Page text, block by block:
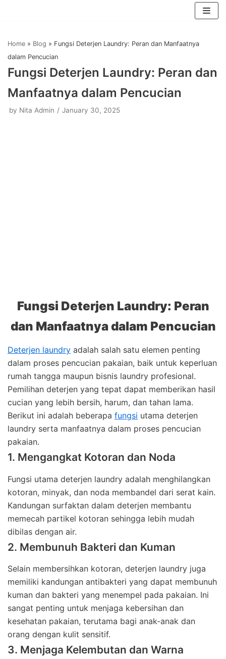
to
content
Home » Blog » Fungsi Deterjen Laundry: Peran dan Manfaatnya
dalam Pencucian
Fungsi Deterjen Laundry: Peran dan
Manfaatnya dalam Pencucian
by Nita Admin January 30, 2025
Fungsi Deterjen Laundry: Peran
dan Manfaatnya dalam Pencucian
Deterjen laundry adalah salah satu elemen penting
dalam proses pencucian pakaian, baik untuk keperluan
rumah tangga maupun bisnis laundry profesional.
Pemilihan deterjen yang tepat dapat memberikan hasil
cucian yang lebih bersih, harum, dan tahan lama.
Berikut ini adalah beberapa fungsi utama deterjen
laundry serta manfaatnya dalam proses pencucian
pakaian.
1. Mengangkat Kotoran dan Noda
Fungsi utama deterjen laundry adalah menghilangkan
kotoran, minyak, dan noda membandel dari serat kain.
Kandungan surfaktan dalam deterjen membantu
memecah partikel kotoran sehingga lebih mudah
dibilas dengan air.
2. Membunuh Bakteri dan Kuman
Selain membersihkan kotoran, deterjen laundry juga
memiliki kandungan antibakteri yang dapat membunuh
kuman dan bakteri yang menempel pada pakaian. Ini
sangat penting untuk menjaga kebersihan dan
kesehatan pakaian, terutama bagi anak-anak dan
orang dengan kulit sensitif.
3. Menjaga Kelembutan dan Warna